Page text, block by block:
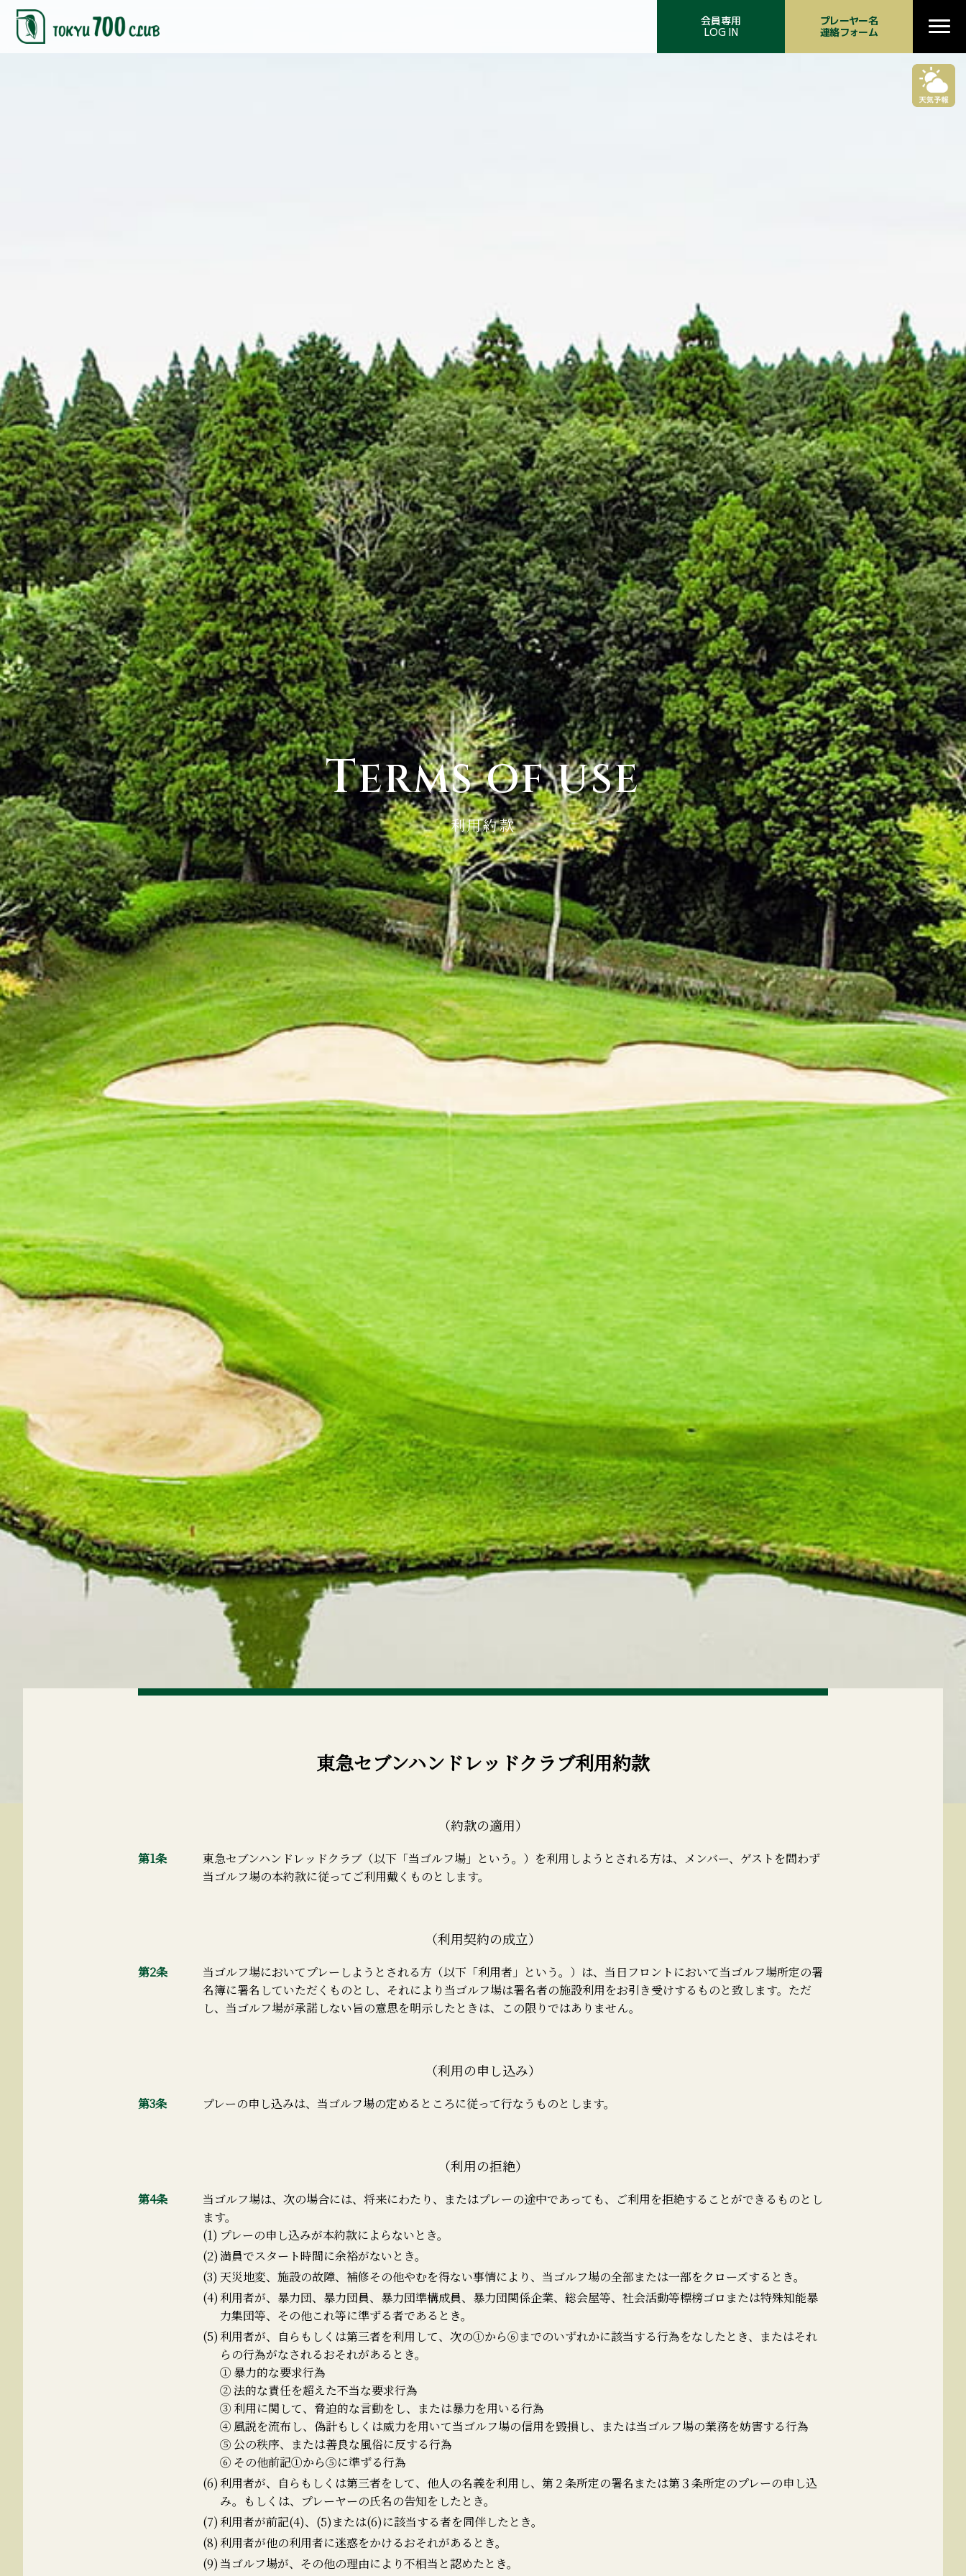
会員専用
LOG IN
プレーヤー名
連絡フォーム
TERMS OF USE
利用約款
東急セブンハンドレッドクラブ利用約款
（約款の適用）
第1条
東急セブンハンドレッドクラブ（以下「当ゴルフ場」という。）を利用しようとされる方は、メンバー、ゲストを問わず
当ゴルフ場の本約款に従ってご利用戴くものとします。
（利用契約の成立）
第2条
当ゴルフ場においてプレーしようとされる方（以下「利用者」という。）は、当日フロントにおいて当ゴルフ場所定の署
名簿に署名していただくものとし、それにより当ゴルフ場は署名者の施設利用をお引き受けするものと致します。ただ
し、当ゴルフ場が承諾しない旨の意思を明示したときは、この限りではありません。
（利用の申し込み）
第3条 プレーの申し込みは、当ゴルフ場の定めるところに従って行なうものとします。
（利用の拒絶）
第4条
当ゴルフ場は、次の場合には、将来にわたり、またはプレーの途中であっても、ご利用を拒絶することができるものとし
ます。
プレーの申し込みが本約款によらないとき。
満員でスタート時間に余裕がないとき。
天災地変、施設の故障、補修その他やむを得ない事情により、当ゴルフ場の全部または一部をクローズするとき。
利用者が、暴力団、暴力団員、暴力団準構成員、暴力団関係企業、総会屋等、社会活動等標榜ゴロまたは特殊知能暴
力集団等、その他これ等に準ずる者であるとき。
利用者が、自らもしくは第三者を利用して、次の①から⑥までのいずれかに該当する行為をなしたとき、またはそれ
らの行為がなされるおそれがあるとき。
① 暴力的な要求行為
②法的な責任を超えた不当な要求行為
③利用に関して、脅迫的な言動をし、または暴力を用いる行為
④ 風説を流布し、偽計もしくは威力を用いて当ゴルフ場の信用を毀損し、または当ゴルフ場の業務を妨害する行為
⑤ 公の秩序、または善良な風俗に反する行為
⑥ その他前記①から⑤に準ずる行為
利用者が、自らもしくは第三者をして、他人の名義を利用し、第２条所定の署名または第３条所定のプレーの申し込
み。もしくは、プレーヤーの氏名の告知をしたとき。
利用者が前記(4)、(5)または(6)に該当する者を同伴したとき。
利用者が他の利用者に迷惑をかけるおそれがあるとき。
当ゴルフ場が、その他の理由により不相当と認めたとき。